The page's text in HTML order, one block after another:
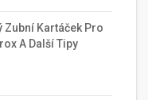
Zubní Kartáček Pro
A Další Tipy